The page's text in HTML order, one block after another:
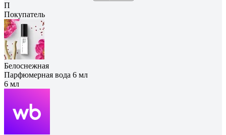
П
Покупатель
Белоснежная
Парфюмерная вода 6 мл
6 мл